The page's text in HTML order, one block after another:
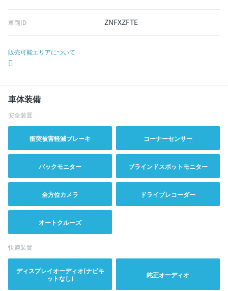
車両ID ZNFXZFTE
販売可能エリアについて
車体装備
安全装置
衝突被害軽減ブレーキ コーナーセンサー
バックモニター ブラインドスポットモニター
全方位カメラ ドライブレコーダー
オートクルーズ
快適装置
ディスプレイオーディオ(ナビキ
ットなし)
純正オーディオ